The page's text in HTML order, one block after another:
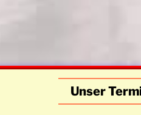
Unser